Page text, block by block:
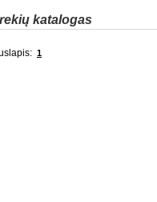
katalogas
1